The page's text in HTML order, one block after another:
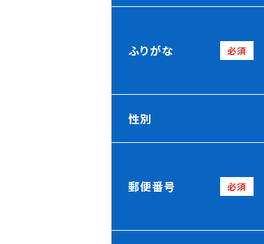
ふりがな 必須
性別
郵便番号 必須